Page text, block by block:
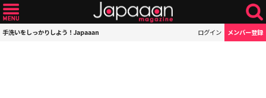
手洗いをしっかりしよう！Japaaan ログイン メンバー登録